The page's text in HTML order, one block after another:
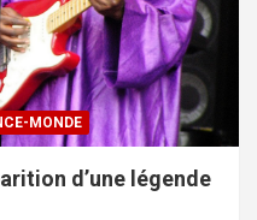
MONDE
d’une légende